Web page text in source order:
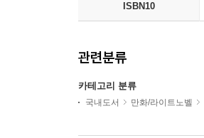
ISBN10
관련분류
카테고리 분류
국내도서 만화/라이트노벨